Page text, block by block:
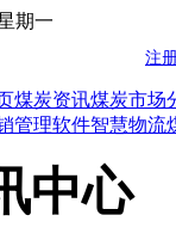
期一
煤炭资讯煤炭市场
管理软件智慧物流
中心